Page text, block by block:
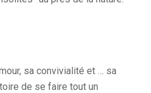
sa convivialité et … sa
de se faire tout un